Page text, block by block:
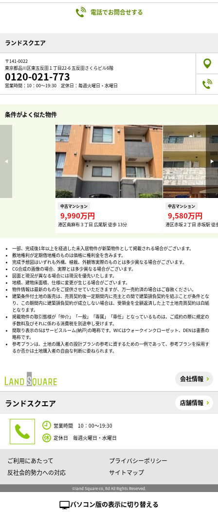
電話でお問合せする
ランドスクエア
〒141-0022
東京都品川区東五反田１丁目22-6 五反田さくらビル6階
0120-021-773
営業時間：10：00～19:30 定休日：毎週火曜日・水曜日
条件がよく似た物件
中古マンション
9,990万円
港区南麻布３丁目 広尾駅 徒歩 13分
中古マンション
9,580万円
港区赤坂２丁目 赤坂駅 徒
一部、完成後1年以上を経過した未入居物件が新築物件として掲載される場合がございます。
敷地権利が定期借地権のものは価格に権利金を含みます。
完成予想図はいずれも外構、植栽、外観等実際のものとは多少異なる場合がございます。
CG合成の画像の場合、実際とは多少異なる場合がございます。
図面と現況が異なる場合には現況を優先いたします。
地積、建物床面積、仕様に変更が生じる場合がございます。
物件情報は最新のものをご提供させていただきますが、万一売約済の場合はご容赦ください。
建築条件付土地の販売は、売買契約後一定期間内に売主との間で建築請負契約を結ぶことが条件とな
り、この期間内に建築請負契約が成立しない場合は、受領金を全額返済した上で土地売買契約は白紙
となります。
掲載物件の取引態様が「仲介」「一般」「専属」「専任」となっているものは、ご成約の際に規定の
手数料及びそれに係わる消費税を別途申し受けます。
間取り表示のSはサービスルーム(納戸)の略称です。WICはウォークインクローゼット、DENは書斎の
略称です。
参考プランは、土地の購入者の設計プランの参考に資するための一例であって、参考プランを採用す
るか否かは土地購入者の自由な判断に委ねられます。
会社情報
ランドスクエア 店舗情報
営業時間 10：00～19:30
定休日 毎週火曜日・水曜日
ご利用にあたって
プライバシーポリシー
反社会的勢力への対応
サイトマップ
©land Square co, ltd All Rights Reserved.
パソコン版の表示に切り替える